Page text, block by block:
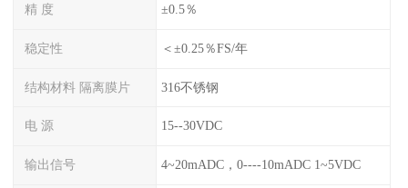
精 度 ±0.5％
稳定性 ＜±0.25％FS/年
结构材料 隔离膜片 316不锈钢
电 源 15--30VDC
输出信号 4~20mADC，0----10mADC 1~5VDC